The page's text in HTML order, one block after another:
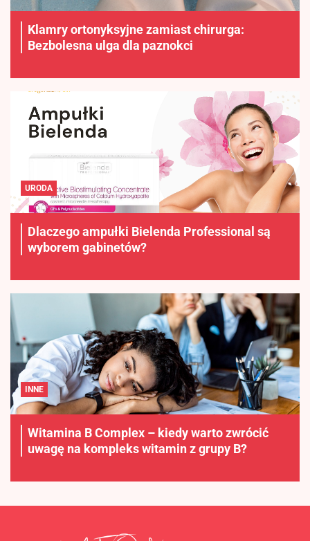
Klamry ortonyksyjne zamiast chirurga:
Bezbolesna ulga dla paznokci
URODA
Dlaczego ampułki Bielenda Professional są
wyborem gabinetów?
INNE
Witamina B Complex – kiedy warto zwrócić
uwagę na kompleks witamin z grupy B?